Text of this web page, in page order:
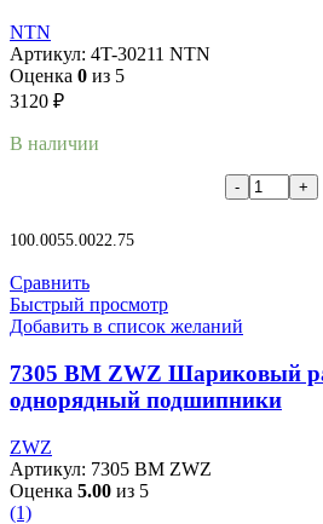
NTN
Артикул: 4T-30211 NTN
Оценка 0 из 5
3120 ₽
В наличии
100.0055.0022.75
Сравнить
Быстрый просмотр
Добавить в список желаний
7305 BM ZWZ Шариковый
однорядный подшипники
ZWZ
Артикул: 7305 BM ZWZ
Оценка 5.00 из 5
(1)